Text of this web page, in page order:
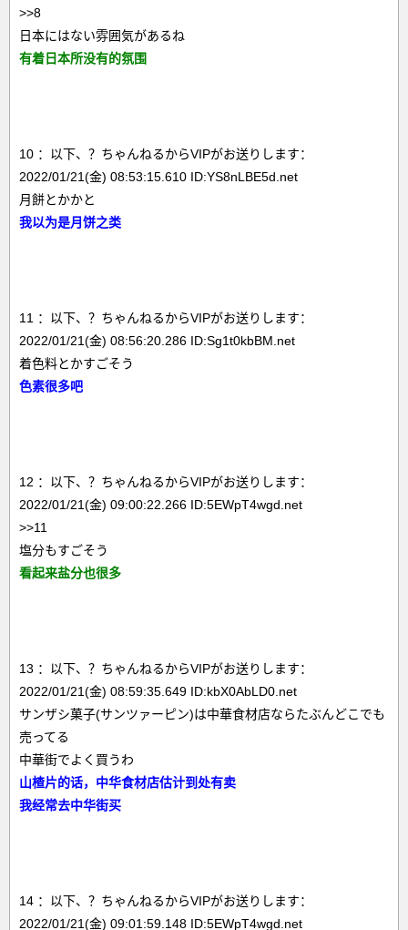
>>8
日本にはない雰囲気があるね
有着日本所没有的氛围
10 ：以下、？ちゃんねるからVIPがお送りします：
2022/01/21(金) 08:53:15.610 ID:YS8nLBE5d.net
月餅とかかと
我以为是月饼之类
11 ：以下、？ちゃんねるからVIPがお送りします：
2022/01/21(金) 08:56:20.286 ID:Sg1t0kbBM.net
着色料とかすごそう
色素很多吧
12 ：以下、？ちゃんねるからVIPがお送りします：
2022/01/21(金) 09:00:22.266 ID:5EWpT4wgd.net
>>11
塩分もすごそう
看起来盐分也很多
13 ：以下、？ちゃんねるからVIPがお送りします：
2022/01/21(金) 08:59:35.649 ID:kbX0AbLD0.net
サンザシ菓子(サンツァーピン)は中華食材店ならたぶんどこでも
売ってる
中華街でよく買うわ
山楂片的话，中华食材店估计到处有卖
我经常去中华街买
14 ：以下、？ちゃんねるからVIPがお送りします：
2022/01/21(金) 09:01:59.148 ID:5EWpT4wgd.net